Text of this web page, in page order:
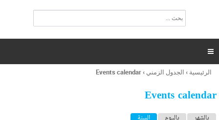
ت
ر
ل
ح
ب

أنت
هنا
الرئيسية › الجدول الزمني ›
Events calendar
Events calendar